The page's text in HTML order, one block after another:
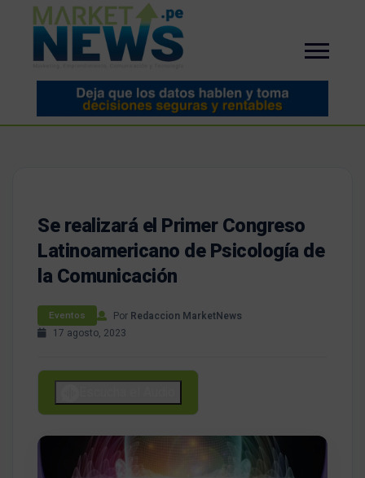
Se realizará el Primer Congreso
Latinoamericano de Psicología de
la Comunicación
Eventos Por Redaccion MarketNews
17 agosto, 2023